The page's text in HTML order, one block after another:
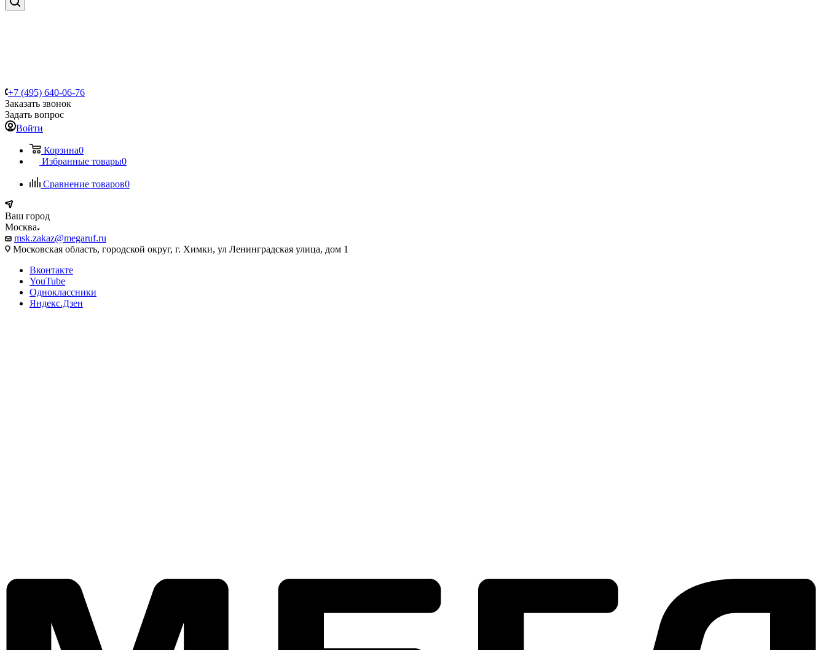
+7 (495) 640-06-76
Заказать звонок
Задать вопрос
Войти
Корзина0
Избранные товары0
Сравнение товаров0
Ваш город
Москва
msk.zakaz@megaruf.ru
Московская область, городской округ, г. Химки, ул Ленинградская улица, дом 1
Вконтакте
YouTube
Одноклассники
Яндекс.Дзен